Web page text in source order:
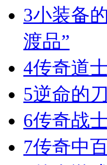
3小装备
渡品”
4传奇道
5逆命的
6传奇战
7传奇中